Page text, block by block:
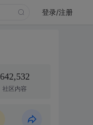
登录/注册
642,532
社区内容